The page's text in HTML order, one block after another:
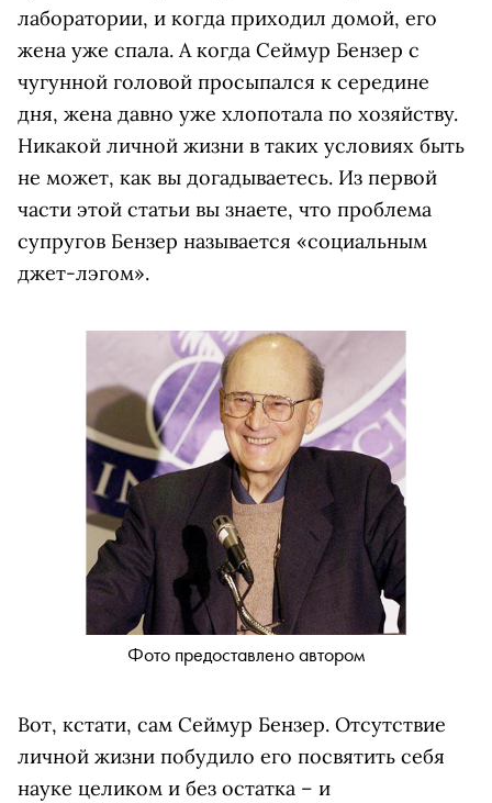
лаборатории, и когда приходил домой, его
жена уже спала. А когда Сеймур Бензер с
чугунной головой просыпался к середине
дня, жена давно уже хлопотала по хозяйству.
Никакой личной жизни в таких условиях быть
не может, как вы догадываетесь. Из первой
части этой статьи вы знаете, что проблема
супругов Бензер называется «социальным
джет-лэгом».
Фото предоставлено автором
Вот, кстати, сам Сеймур Бензер. Отсутствие
личной жизни побудило его посвятить себя
науке целиком и без остатка – и